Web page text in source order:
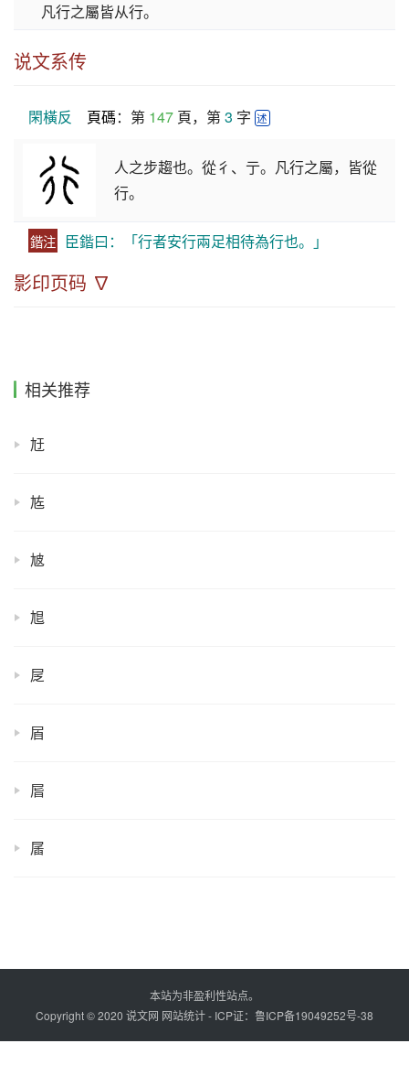
凡行之屬皆从行。
说文系传
閑橫反 頁碼：第 147 頁，第 3 字 述
人之步趨也。從彳、亍。凡行之屬，皆從
行。
鍇注 臣鍇曰：「行者安行兩足相待為行也。」
影印页码 ∇
相关推荐
㝼
㝾
㝿
㞁
㞏
㞒
㞓
㞚
本站为非盈利性站点。
Copyright © 2020 说文网 网站统计- ICP证： 鲁ICP备19049252号-38